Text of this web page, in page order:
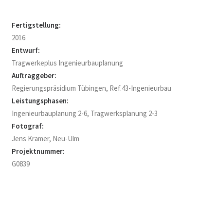
Fertigstellung:
2016
Entwurf:
Tragwerkeplus Ingenieurbauplanung
Auftraggeber:
Regierungspräsidium Tübingen, Ref.43-Ingenieurbau
Leistungsphasen:
Ingenieurbauplanung 2-6, Tragwerksplanung 2-3
Fotograf:
Jens Kramer, Neu-Ulm
Projektnummer:
G0839